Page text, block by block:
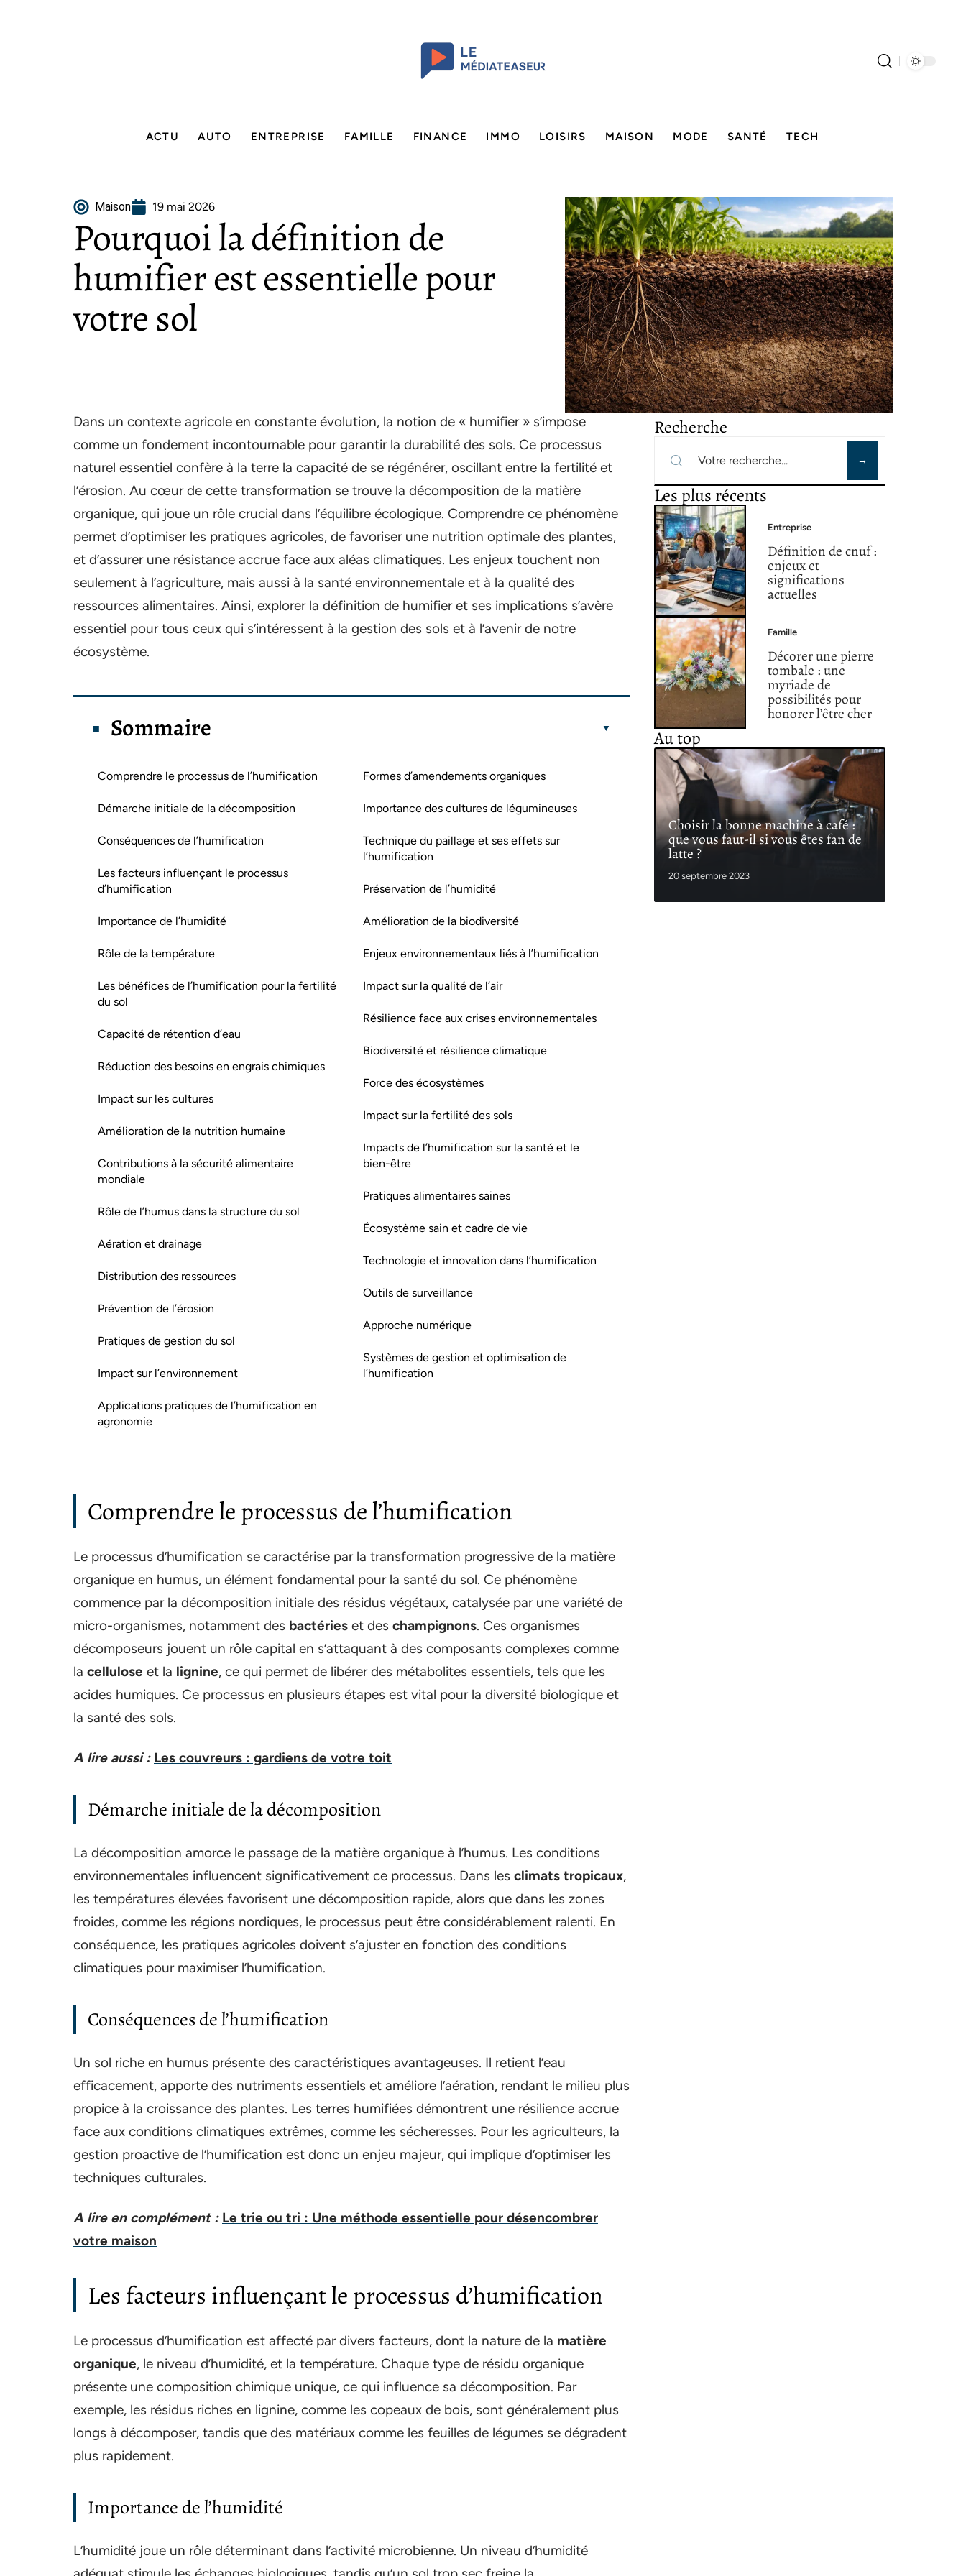
ACTU AUTO ENTREPRISE FAMILLE FINANCE IMMO LOISIRS MAISON MODE SANTÉ TECH
Maison 19 mai 2026
Pourquoi la définition de
humifier est essentielle pour
votre sol
Dans un contexte agricole en constante évolution, la notion de « humifier » s’impose
comme un fondement incontournable pour garantir la durabilité des sols. Ce processus
naturel essentiel confère à la terre la capacité de se régénérer, oscillant entre la fertilité et
l’érosion. Au cœur de cette transformation se trouve la décomposition de la matière
organique, qui joue un rôle crucial dans l’équilibre écologique. Comprendre ce phénomène
permet d’optimiser les pratiques agricoles, de favoriser une nutrition optimale des plantes,
et d’assurer une résistance accrue face aux aléas climatiques. Les enjeux touchent non
seulement à l’agriculture, mais aussi à la santé environnementale et à la qualité des
ressources alimentaires. Ainsi, explorer la définition de humifier et ses implications s’avère
essentiel pour tous ceux qui s’intéressent à la gestion des sols et à l’avenir de notre
écosystème.
Sommaire
Comprendre le processus de l’humification
Démarche initiale de la décomposition
Conséquences de l’humification
Les facteurs influençant le processus
d’humification
Importance de l’humidité
Rôle de la température
Les bénéfices de l’humification pour la fertilité
du sol
Capacité de rétention d’eau
Réduction des besoins en engrais chimiques
Impact sur les cultures
Amélioration de la nutrition humaine
Contributions à la sécurité alimentaire
mondiale
Rôle de l’humus dans la structure du sol
Aération et drainage
Distribution des ressources
Prévention de l’érosion
Pratiques de gestion du sol
Impact sur l’environnement
Applications pratiques de l’humification en
agronomie
Formes d’amendements organiques
Importance des cultures de légumineuses
Technique du paillage et ses effets sur
l’humification
Préservation de l’humidité
Amélioration de la biodiversité
Enjeux environnementaux liés à l’humification
Impact sur la qualité de l’air
Résilience face aux crises environnementales
Biodiversité et résilience climatique
Force des écosystèmes
Impact sur la fertilité des sols
Impacts de l’humification sur la santé et le
bien-être
Pratiques alimentaires saines
Écosystème sain et cadre de vie
Technologie et innovation dans l’humification
Outils de surveillance
Approche numérique
Systèmes de gestion et optimisation de
l’humification
Comprendre le processus de l’humification
Le processus d’humification se caractérise par la transformation progressive de la matière
organique en humus, un élément fondamental pour la santé du sol. Ce phénomène
commence par la décomposition initiale des résidus végétaux, catalysée par une variété de
micro-organismes, notamment des bactéries et des champignons. Ces organismes
décomposeurs jouent un rôle capital en s’attaquant à des composants complexes comme
la cellulose et la lignine, ce qui permet de libérer des métabolites essentiels, tels que les
acides humiques. Ce processus en plusieurs étapes est vital pour la diversité biologique et
la santé des sols.
A lire aussi : Les couvreurs : gardiens de votre toit
Démarche initiale de la décomposition
La décomposition amorce le passage de la matière organique à l’humus. Les conditions
environnementales influencent significativement ce processus. Dans les climats tropicaux,
les températures élevées favorisent une décomposition rapide, alors que dans les zones
froides, comme les régions nordiques, le processus peut être considérablement ralenti. En
conséquence, les pratiques agricoles doivent s’ajuster en fonction des conditions
climatiques pour maximiser l’humification.
Conséquences de l’humification
Un sol riche en humus présente des caractéristiques avantageuses. Il retient l’eau
efficacement, apporte des nutriments essentiels et améliore l’aération, rendant le milieu plus
propice à la croissance des plantes. Les terres humifiées démontrent une résilience accrue
face aux conditions climatiques extrêmes, comme les sécheresses. Pour les agriculteurs, la
gestion proactive de l’humification est donc un enjeu majeur, qui implique d’optimiser les
techniques culturales.
A lire en complément : Le trie ou tri : Une méthode essentielle pour désencombrer
votre maison
Les facteurs influençant le processus d’humification
Le processus d’humification est affecté par divers facteurs, dont la nature de la matière
organique, le niveau d’humidité, et la température. Chaque type de résidu organique
présente une composition chimique unique, ce qui influence sa décomposition. Par
exemple, les résidus riches en lignine, comme les copeaux de bois, sont généralement plus
longs à décomposer, tandis que des matériaux comme les feuilles de légumes se dégradent
plus rapidement.
Importance de l’humidité
L’humidité joue un rôle déterminant dans l’activité microbienne. Un niveau d’humidité
Recherche
Les plus récents
Entreprise
Définition de cnuf :
enjeux et
significations
actuelles
Famille
Décorer une pierre
tombale : une
myriade de
possibilités pour
honorer l’être cher
Au top
Choisir la bonne machine à café :
que vous faut-il si vous êtes fan de
latte ?
20 septembre 2023